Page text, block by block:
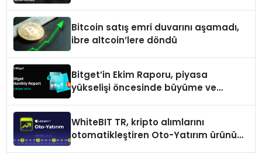
Bitcoin satış emri duvarını aşamadı,
ibre altcoin’lere döndü
Bitget’in Ekim Raporu, piyasa
yükselişi öncesinde büyüme ve
WhiteBIT TR, kripto alımlarını
otomatikleştiren Oto-Yatırım ürününü